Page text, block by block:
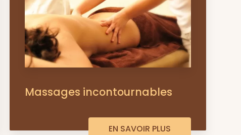
Massages incontournables
EN SAVOIR PLUS